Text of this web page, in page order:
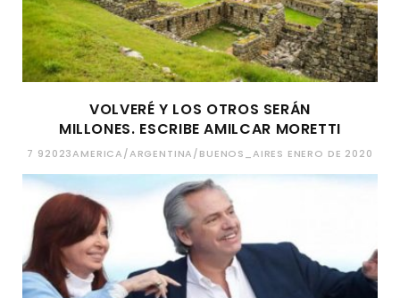
VOLVERÉ Y LOS OTROS SERÁN
MILLONES. ESCRIBE AMILCAR MORETTI
7 92023AMERICA/ARGENTINA/BUENOS_AIRES ENERO DE 2020